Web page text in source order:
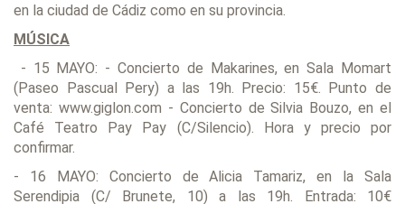
en la ciudad de Cádiz como en su provincia.
MÚSICA
- 15 MAYO: - Concierto de Makarines, en Sala Momart
(Paseo Pascual Pery) a las 19h. Precio: 15€. Punto de
venta: www.giglon.com - Concierto de Silvia Bouzo, en el
Café Teatro Pay Pay (C/Silencio). Hora y precio por
confirmar.
- 16 MAYO: Concierto de Alicia Tamariz, en la Sala
Serendipia (C/ Brunete, 10) a las 19h. Entrada: 10€